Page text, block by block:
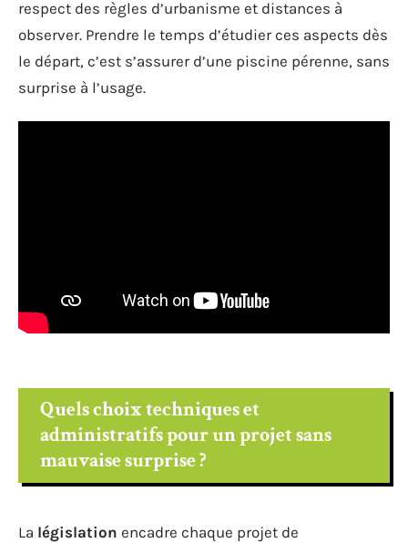
respect des règles d’urbanisme et distances à
observer. Prendre le temps d’étudier ces aspects dès
le départ, c’est s’assurer d’une piscine pérenne, sans
surprise à l’usage.
Quels choix techniques et
administratifs pour un projet sans
mauvaise surprise ?
La législation encadre chaque projet de